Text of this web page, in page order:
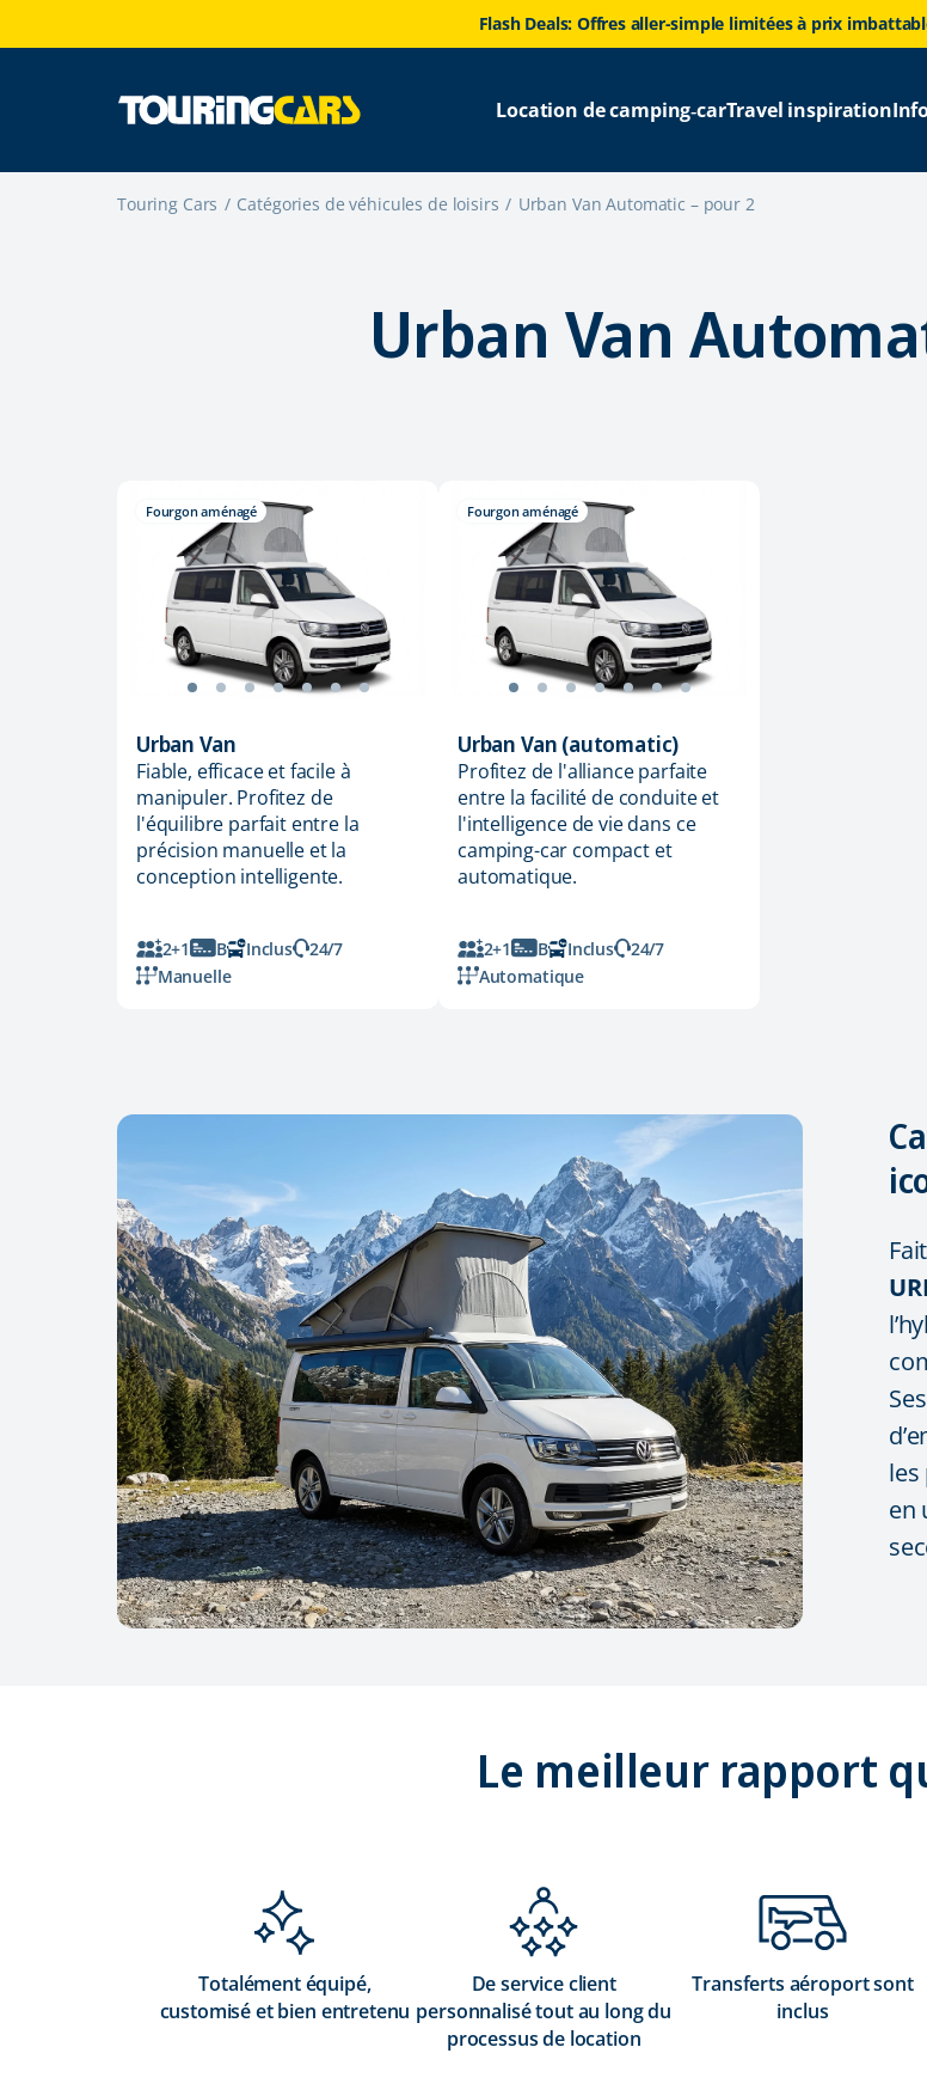
Flash Deals: Offres aller-simple limitées à prix
Location de camping‑carTravel inspiration
Touring Cars Catégories de véhicules de loisirs Urban Van Automatic – pour 2
Urban Van
Fourgon aménagé
Urban Van
Fiable, efficace et facile à
manipuler. Profitez de
l'équilibre parfait entre la
précision manuelle et la
conception intelligente.
2+1 B Inclus
24/7
Manuelle
Fourgon aménagé
Urban Van (automatic)
Profitez de l'alliance parfaite
entre la facilité de conduite et
l'intelligence de vie dans ce
camping-car compact et
automatique.
2+1 B Inclus
24/7
Automatique
en
Le meilleur rapport
Totalément équipé,
customisé et bien entretenu
De service client
personnalisé tout au long du
processus de location
Transferts aéroport sont
inclus